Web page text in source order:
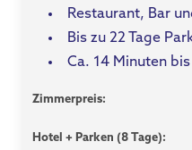
Restaurant, Bar
Bis zu 22 Tage
Ca. 14 Minuten
Zimmerpreis:
Hotel + Parken (8 Tage):